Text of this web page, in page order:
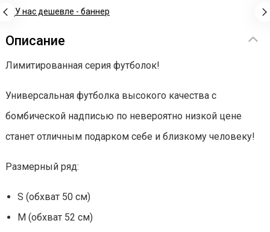
Описание
Лимитированная серия футболок!
Универсальная футболка высокого качества с
бомбической надписью по невероятно низкой цене
станет отличным подарком себе и близкому человеку!
Размерный ряд:
S (обхват 50 см)
M (обхват 52 см)